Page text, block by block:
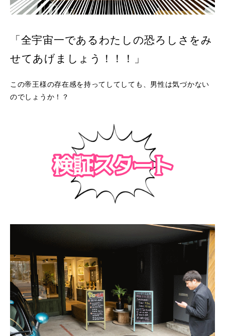
「全宇宙一であるわたしの恐ろしさをみ
せてあげましょう！！！」
この帝王様の存在感を持ってしてしても、男性は気づかない
のでしょうか！？